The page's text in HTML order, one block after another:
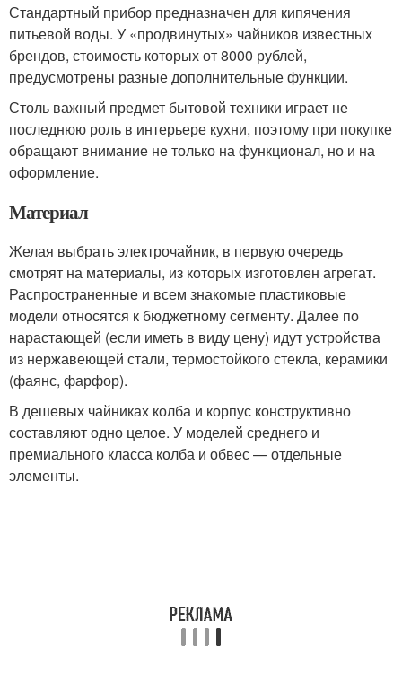
Стандартный прибор предназначен для кипячения
питьевой воды. У «продвинутых» чайников известных
брендов, стоимость которых от 8000 рублей,
предусмотрены разные дополнительные функции.
Столь важный предмет бытовой техники играет не
последнюю роль в интерьере кухни, поэтому при покупке
обращают внимание не только на функционал, но и на
оформление.
Материал
Желая выбрать электрочайник, в первую очередь
смотрят на материалы, из которых изготовлен агрегат.
Распространенные и всем знакомые пластиковые
модели относятся к бюджетному сегменту. Далее по
нарастающей (если иметь в виду цену) идут устройства
из нержавеющей стали, термостойкого стекла, керамики
(фаянс, фарфор).
В дешевых чайниках колба и корпус конструктивно
составляют одно целое. У моделей среднего и
премиального класса колба и обвес — отдельные
элементы.